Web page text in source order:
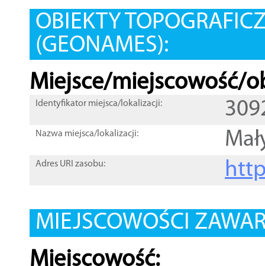
OBIEKTY
(GEONAMES):
Miejsce/miejscowość/
Identyfikator miejsca/lokalizacji:
Nazwa miejsca/lokalizacji:
Adres URI zasobu:
MIEJSCOWOŚCI
Miejscowość: